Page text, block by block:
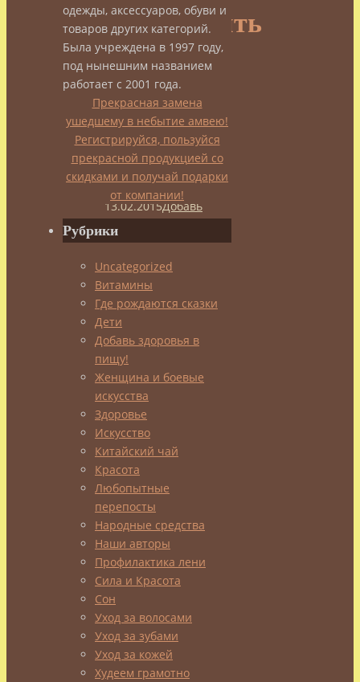
приготовить
полезные
блины
13.02.2015
13.02.2015Добавь
в
пищу!,
Наши
авторы
Польза
блинов
Итак,
в
чем
польза
блинов
Все
просто,
польза
в
одежды, аксессуаров, обуви и
товаров других категорий.
Была учреждена в 1997 году,
под нынешним названием
работает с 2001 года.
Прекрасная замена
ушедшему в небытие амвею!
Регистрируйся, пользуйся
прекрасной продукцией со
скидками и получай подарки
от компании!
Рубрики
Uncategorized
Витамины
Где рождаются сказки
Дети
Добавь здоровья в
пищу!
Женщина и боевые
искусства
Здоровье
Искусство
Китайский чай
Красота
Любопытные
перепосты
Народные средства
Наши авторы
Профилактика лени
Сила и Красота
Сон
Уход за волосами
Уход за зубами
Уход за кожей
Худеем грамотно